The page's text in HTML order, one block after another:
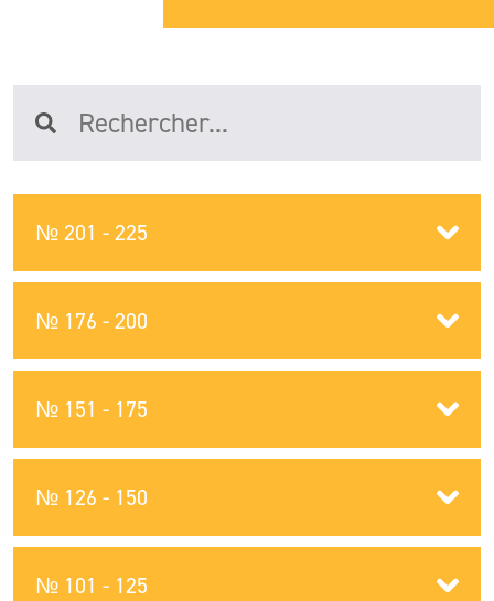
№ 101 - 125
№ 126 - 150
№ 151 - 175
№ 176 - 200
№ 201 - 225